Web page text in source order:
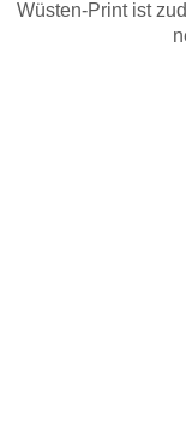
Wüsten-Print ist